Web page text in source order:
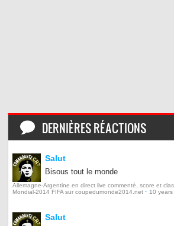
DERNIÈRES RÉACTIONS
Salut
Bisous tout le monde
Allemagne-Argentine en direct live commenté, score et
Mondial-2014 FIFA sur coupedumonde2014.net · 10 years
Salut